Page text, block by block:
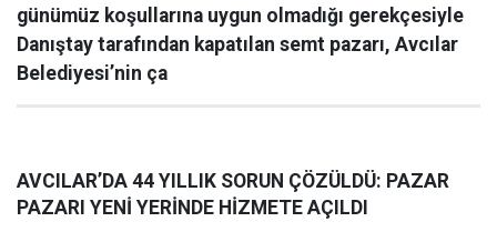
günümüz koşullarına uygun olmadığı gerekçesiyle
Danıştay tarafından kapatılan semt pazarı, Avcılar
Belediyesi’nin ça
AVCILAR’DA 44 YILLIK SORUN ÇÖZÜLDÜ: PAZAR
PAZARI YENİ YERİNDE HİZMETE AÇILDI